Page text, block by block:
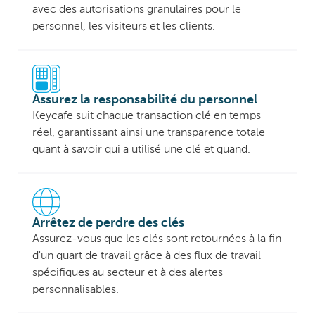
avec des autorisations granulaires pour le
personnel, les visiteurs et les clients.
Assurez la responsabilité du personnel
Keycafe suit chaque transaction clé en temps
réel, garantissant ainsi une transparence totale
quant à savoir qui a utilisé une clé et quand.
Arrêtez de perdre des clés
Assurez-vous que les clés sont retournées à la fin
d'un quart de travail grâce à des flux de travail
spécifiques au secteur et à des alertes
personnalisables.